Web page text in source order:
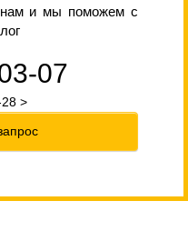
нам и мы поможем с
07
>